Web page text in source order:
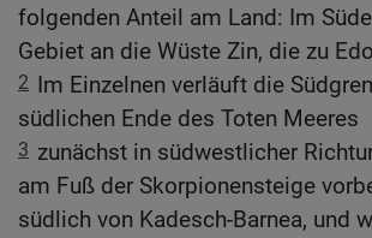
folgenden Anteil am Land: Im
Gebiet an die Wüste Zin, die zu
2 Im Einzelnen verläuft die
südlichen Ende des Toten Meeres
3 zunächst in südwestlicher
am Fuß der Skorpionensteige
südlich von Kadesch-Barnea, und